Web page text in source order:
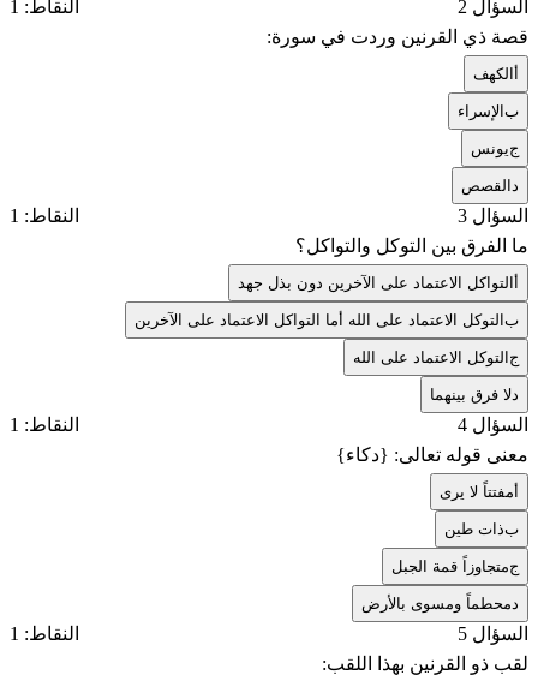
السؤال 2
النقاط: 1
قصة ذي القرنين وردت في سورة:
الكهف
بالإسراء
جيونس
القصص
السؤال 3
النقاط: 1
ما الفرق بين التوكل والتواكل؟
التواكل الاعتماد على الآخرين دون بذل جهد
بالتوكل الاعتماد على الله أما التواكل الاعتماد على الآخرين
جالتوكل الاعتماد على الله
لا فرق بينهما
السؤال 4
النقاط: 1
معنى قوله تعالى: {دكاء}
مفتتاً لا يرى
بذات طين
جمتجاوزاً قمة الجبل
محطماً ومسوى بالأرض
السؤال 5
النقاط: 1
لقب ذو القرنين بهذا اللقب: